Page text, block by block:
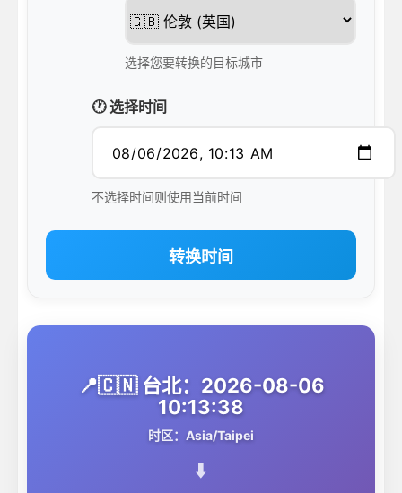
选择您要转换的目标城市
🕐 选择时间
不选择时间则使用当前时间
转换时间
📍🇨🇳 台北：2026-08-06
10:13:38
时区：Asia/Taipei
⬇️